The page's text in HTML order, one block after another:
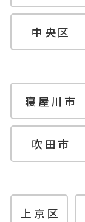
中央区
寝屋川市
吹田市
上京区